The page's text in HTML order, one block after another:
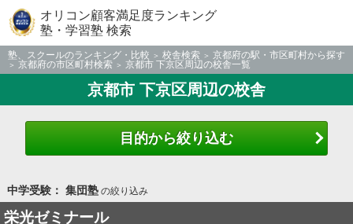
オリコン顧客満足度ランキング
塾・学習塾 検索
塾、スクールのランキング・比較 校舎検索
京都府の駅・市区町村から探す
京都府の市区町村検索
京都市 下京区周辺の校舎一覧
京都市 下京区周辺の校舎
目的から絞り込む
中学受験： 集団塾の絞り込み
栄光ゼミナール